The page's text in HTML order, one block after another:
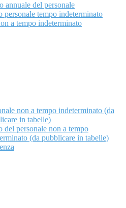
annuale del personale
personale tempo indeterminato
a tempo indeterminato
non a tempo indeterminato (da
in tabelle)
del personale non a tempo
(da pubblicare in tabelle)